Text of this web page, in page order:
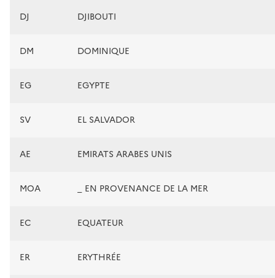
DJ DJIBOUTI
DM DOMINIQUE
EG EGYPTE
SV EL SALVADOR
AE EMIRATS ARABES UNIS
MOA _ EN PROVENANCE DE LA MER
EC EQUATEUR
ER ERYTHRÉE